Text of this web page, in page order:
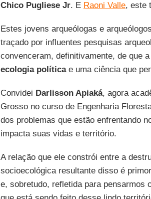
Chico Pugliese Jr. E Raoni Valle, este
Estes jovens arqueólogas e
traçado por influentes pesquisas
convenceram, definitivamente, de que
ecologia políticae uma ciência que
Convidei Darlisson Apiaká, agora
Grosso no curso de Engenharia
dos problemas que estão enfrentando
impacta suas vidas e território.
A relação que ele constrói entre a
socioecológica resultante disso é
e, sobretudo, refletida para pensarmos